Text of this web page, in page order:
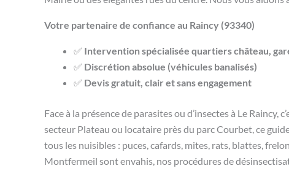
Votre partenaire de confiance au Raincy (93340)
✅ Intervention spécialisée quartiers château,
✅ Discrétion absolue (véhicules banalisés)
✅ Devis gratuit, clair et sans engagement
Face à la présence de parasites ou d’insectes à Le
secteur Plateau ou locataire près du parc Courbet, ce
tous les nuisibles : puces, cafards, mites, rats, blattes,
Montfermeil sont envahis, nos procédures de